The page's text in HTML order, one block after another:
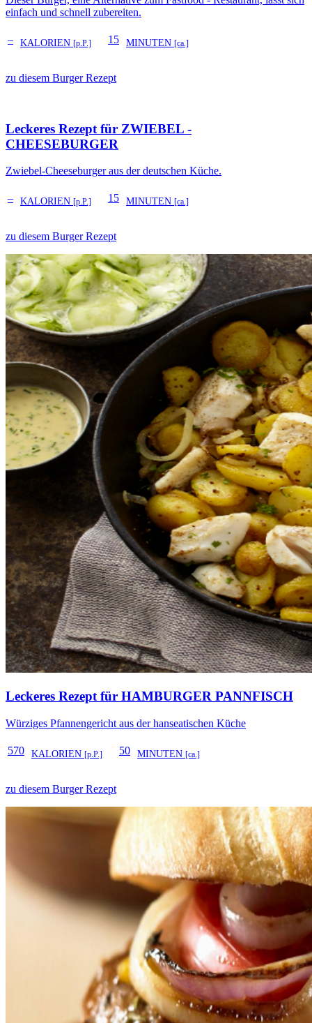
einfach und schnell zubereiten.
– KALORIEN [p.P.] 15 MINUTEN [ca.]
zu diesem Burger Rezept
Leckeres Rezept für ZWIEBEL -
CHEESEBURGER
Zwiebel-Cheeseburger aus der deutschen Küche.
– KALORIEN [p.P.] 15 MINUTEN [ca.]
zu diesem Burger Rezept
Leckeres Rezept für HAMBURGER PANNFISCH
Würziges Pfannengericht aus der hanseatischen Küche
570 KALORIEN [p.P.] 50 MINUTEN [ca.]
zu diesem Burger Rezept